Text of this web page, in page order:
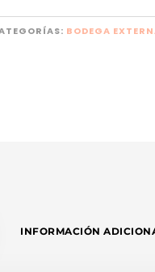
BODEGA
INFORMACIÓN